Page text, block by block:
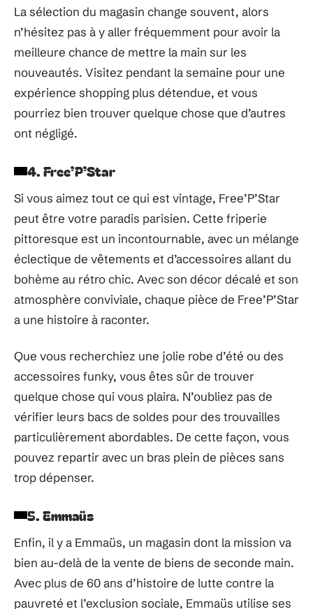
La sélection du magasin change souvent, alors
n’hésitez pas à y aller fréquemment pour avoir la
meilleure chance de mettre la main sur les
nouveautés. Visitez pendant la semaine pour une
expérience shopping plus détendue, et vous
pourriez bien trouver quelque chose que d’autres
ont négligé.
4. Free’P’Star
Si vous aimez tout ce qui est vintage, Free’P’Star
peut être votre paradis parisien. Cette friperie
pittoresque est un incontournable, avec un mélange
éclectique de vêtements et d’accessoires allant du
bohème au rétro chic. Avec son décor décalé et son
atmosphère conviviale, chaque pièce de Free’P’Star
a une histoire à raconter.
Que vous recherchiez une jolie robe d’été ou des
accessoires funky, vous êtes sûr de trouver
quelque chose qui vous plaira. N’oubliez pas de
vérifier leurs bacs de soldes pour des trouvailles
particulièrement abordables. De cette façon, vous
pouvez repartir avec un bras plein de pièces sans
trop dépenser.
5. Emmaüs
Enfin, il y a Emmaüs, un magasin dont la mission va
bien au-delà de la vente de biens de seconde main.
Avec plus de 60 ans d’histoire de lutte contre la
pauvreté et l’exclusion sociale, Emmaüs utilise ses